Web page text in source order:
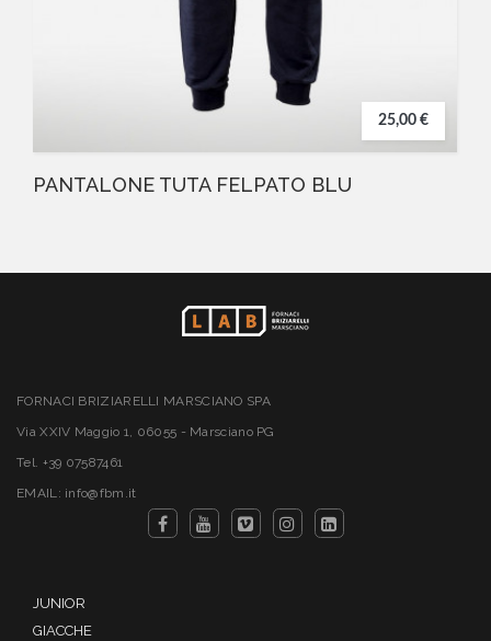
25,00 €
PANTALONE TUTA FELPATO BLU
FORNACI BRIZIARELLI MARSCIANO SPA
Via XXIV Maggio 1, 06055 - Marsciano PG
Tel. +39 07587461
EMAIL: info@fbm.it
JUNIOR
GIACCHE